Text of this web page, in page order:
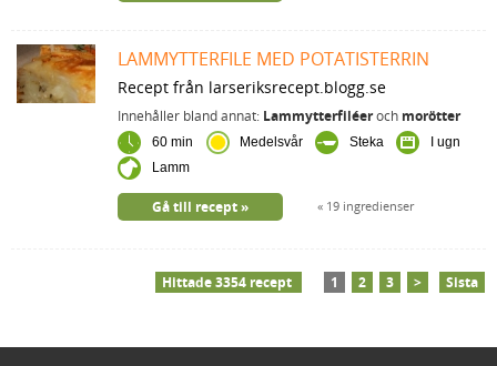
LAMMYTTERFILE MED POTATISTERRIN
Recept från larseriksrecept.blogg.se
Innehåller bland annat: Lammytterfiléeroch morötter
60 min Medelsvår Steka
I ugn
Lamm
19 ingredienser
Gå till recept
Hittade 3354 recept 1 2 3 > Sista